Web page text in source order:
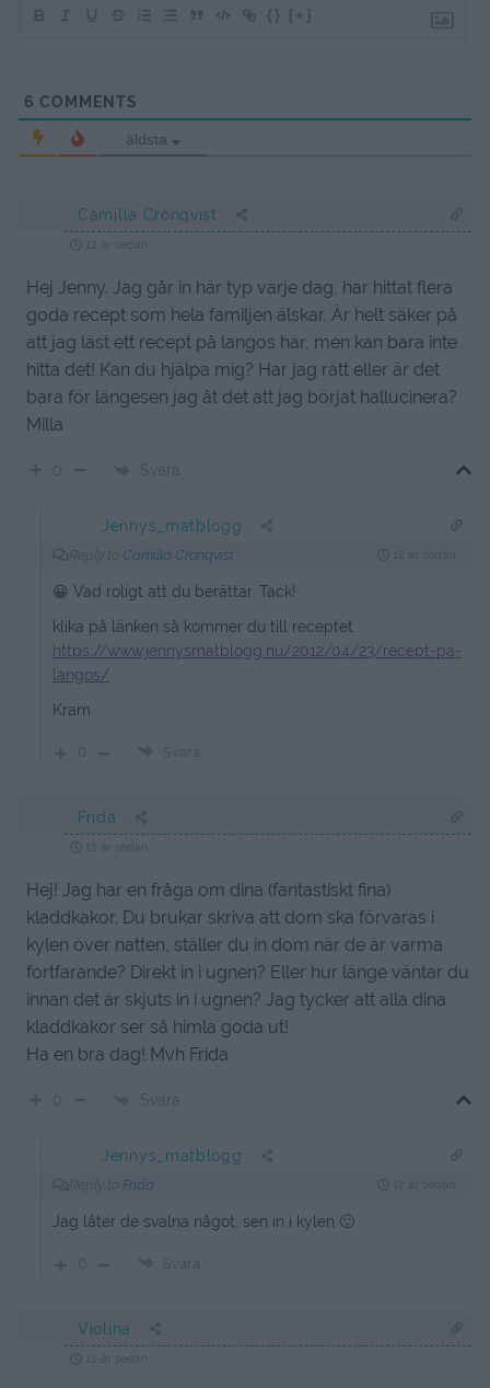
{} [+]
6 COMMENTS
äldsta
Camilla Cronqvist
12 år sedan
Hej Jenny. Jag går in här typ varje dag, har hittat flera
goda recept som hela familjen älskar. Är helt säker på
att jag läst ett recept på langos här, men kan bara inte
hitta det! Kan du hjälpa mig? Har jag rätt eller är det
bara för längesen jag åt det att jag börjat hallucinera?
Milla
0 Svara
Jennys_matblogg
Camilla Cronqvist
😀 Vad roligt att du berättar. Tack!
klika på länken så kommer du till receptet :
https://www.jennysmatblogg.nu/2012/04/23/recept-pa-
langos/
Kram
0 Svara
Frida
12 år sedan
Hej! Jag har en fråga om dina (fantastiskt fina)
kladdkakor. Du brukar skriva att dom ska förvaras i
kylen över natten, ställer du in dom när de är varma
fortfarande? Direkt in i ugnen? Eller hur länge väntar du
innan det är skjuts in i ugnen? Jag tycker att alla dina
kladdkakor ser så himla goda ut!
Ha en bra dag! Mvh Frida
0 Svara
Jennys_matblogg
Frida
Jag låter de svalna något, sen in i kylen 🙂
0 Svara
Violina
12 år sedan